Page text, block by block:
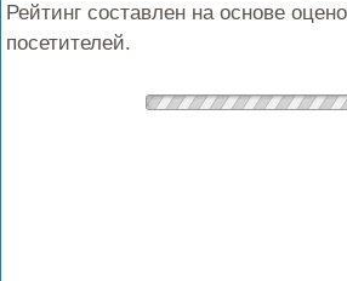
Рейтинг составлен на основе
посетителей.